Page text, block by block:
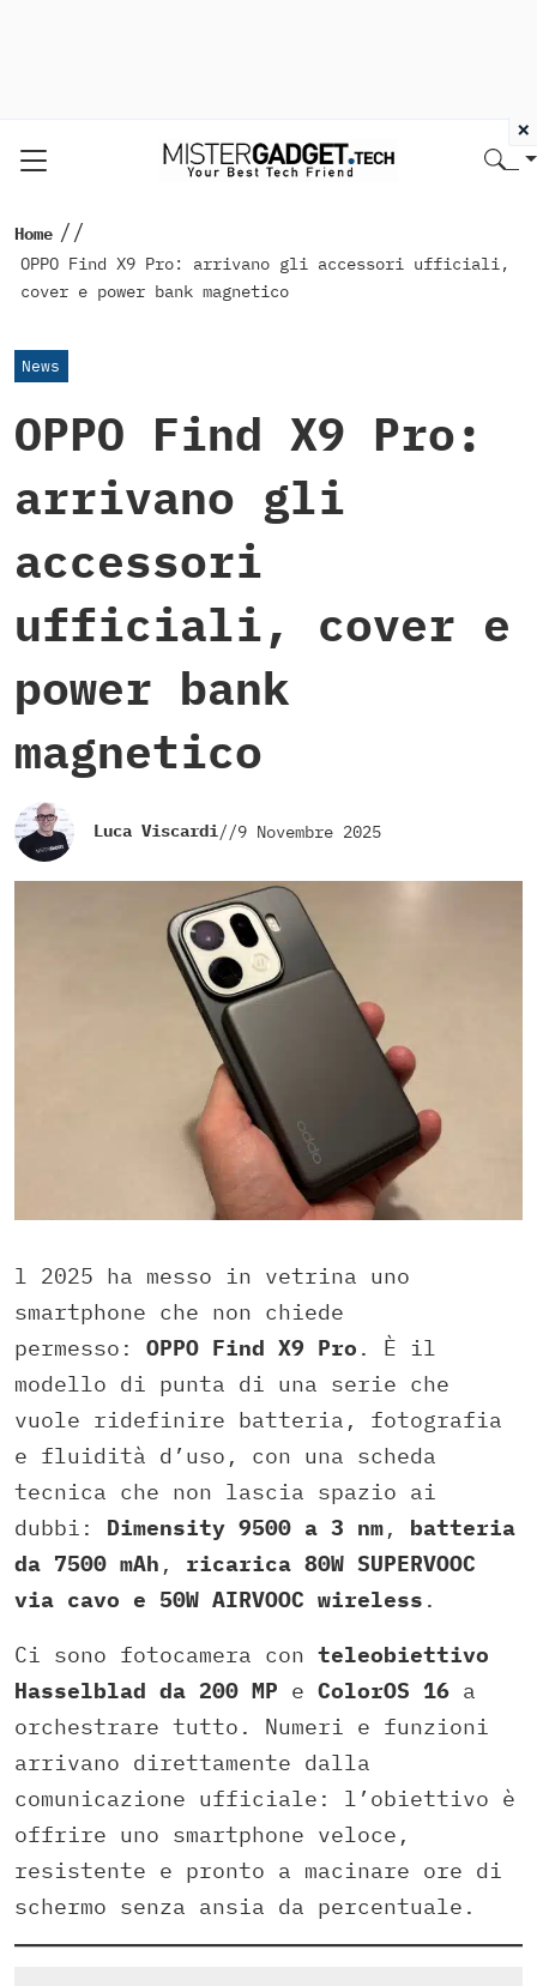
Home //
OPPO Find X9 Pro: arrivano gli accessori ufficiali,
cover e power bank magnetico
News
OPPO Find X9 Pro:
arrivano gli
accessori
ufficiali, cover e
power bank
magnetico
Luca Viscardi//9 Novembre 2025
l 2025 ha messo in vetrina uno
smartphone che non chiede
permesso: OPPO Find X9 Pro . È il
modello di punta di una serie che
vuole ridefinire batteria, fotografia
e fluidità d’uso, con una scheda
tecnica che non lascia spazio ai
dubbi: Dimensity 9500 a 3 nm, batteria
da 7500 mAh , ricarica 80W SUPERVOOC
via cavo e 50W AIRVOOC wireless .
Ci sono fotocamera con teleobiettivo
Hasselblad da 200 MP e ColorOS 16 a
orchestrare tutto. Numeri e funzioni
arrivano direttamente dalla
comunicazione ufficiale: l’obiettivo è
offrire uno smartphone veloce,
resistente e pronto a macinare ore di
schermo senza ansia da percentuale.
×